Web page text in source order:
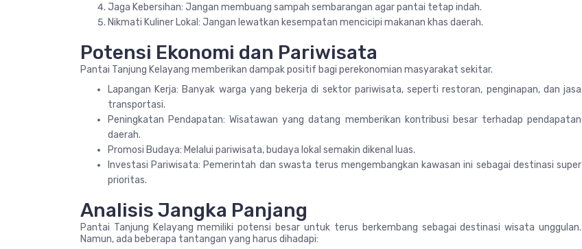
Jaga Kebersihan: Jangan membuang sampah sembarangan agar pantai tetap indah.
Nikmati Kuliner Lokal: Jangan lewatkan kesempatan mencicipi makanan khas daerah.
Potensi Ekonomi dan Pariwisata
Pantai Tanjung Kelayang memberikan dampak positif bagi perekonomian masyarakat sekitar.
Lapangan Kerja: Banyak warga yang bekerja di sektor pariwisata, seperti restoran, penginapan, dan jasa
transportasi.
Peningkatan Pendapatan: Wisatawan yang datang memberikan kontribusi besar terhadap pendapatan
daerah.
Promosi Budaya: Melalui pariwisata, budaya lokal semakin dikenal luas.
Investasi Pariwisata: Pemerintah dan swasta terus mengembangkan kawasan ini sebagai destinasi super
prioritas.
Analisis Jangka Panjang
Pantai Tanjung Kelayang memiliki potensi besar untuk terus berkembang sebagai destinasi wisata unggulan.
Namun, ada beberapa tantangan yang harus dihadapi: